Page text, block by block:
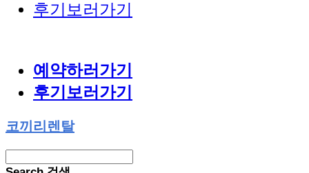
후기보러가기
예약하러가기
후기보러가기
코끼리렌탈